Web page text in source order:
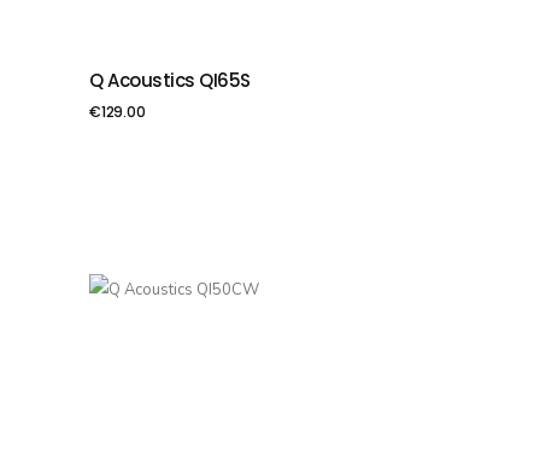
PIEVIENOT GROZAM
Q Acoustics QI65S
€129.00